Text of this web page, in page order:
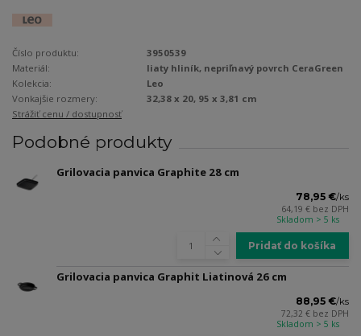
Číslo produktu:
3950539
Materiál:
liaty hliník, nepriľnavý povrch CeraGreen
Kolekcia:
Leo
Vonkajšie rozmery:
32,38 x 20, 95 x 3,81 cm
Strážiť cenu / dostupnosť
Podobné produkty
Grilovacia panvica Graphite 28 cm
78,95 €/ks
64,19 € bez DPH
Skladom > 5 ks
Pridať do košíka
Grilovacia panvica Graphit Liatinová 26 cm
88,95 €/ks
72,32 € bez DPH
Skladom > 5 ks